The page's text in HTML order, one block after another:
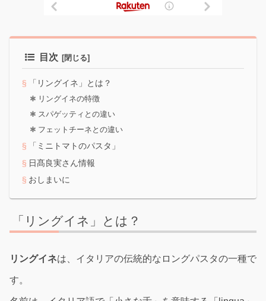
目次
「リングイネ」とは？
リングイネの特徴
スパゲッティとの違い
フェットチーネとの違い
「ミニトマトのパスタ」
日髙良実さん情報
おしまいに
「リングイネ」とは？
リングイネは、イタリアの伝統的なロングパスタの一種で
す。